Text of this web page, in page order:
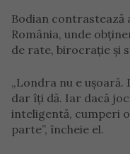
Bodian contrastează
România, unde
de rate, birocrație și
„Londra nu e
dar îți dă. Iar dacă
inteligentă, cumperi
parte”, încheie el.